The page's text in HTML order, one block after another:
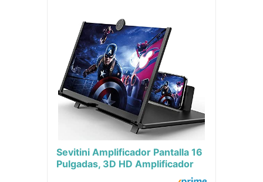
Sevitini Amplificador Pantalla 16
Pulgadas, 3D HD Amplificador
de Pantalla para movil, Anti luz...